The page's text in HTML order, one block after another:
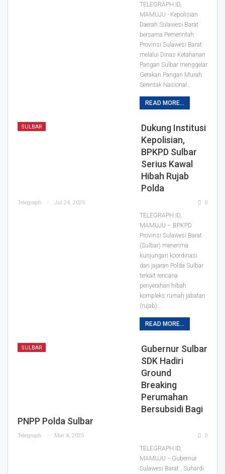
TELEGRAPH.ID,
MAMUJU - Kepolisian
Daerah Sulawesi Barat
bersama Pemerintah
Provinsi Sulawesi Barat
melalui Dinas Ketahanan
Pangan Sulbar menggelar
Gerakan Pangan Murah
Serentak Nasional…
READ MORE...
SULBAR
Dukung Institusi
Kepolisian,
BPKPD Sulbar
Serius Kawal
Hibah Rujab
Polda
Telegraph Jul 24, 2025 0
TELEGRAPH.ID,
MAMUJU – BPKPD
Provinsi Sulawesi Barat
(Sulbar) menerima
kunjungan koordinasi
dari jajaran Polda Sulbar
terkait rencana
penyerahan hibah
kompleks rumah jabatan
(rujab)…
READ MORE...
SULBAR
Gubernur Sulbar
SDK Hadiri
Ground
Breaking
Perumahan
Bersubsidi Bagi
PNPP Polda Sulbar
Telegraph Mar 4, 2025 0
TELEGRAPH.ID,
MAMUJU -- Gubernur
Sulawesi Barat , Suhardi